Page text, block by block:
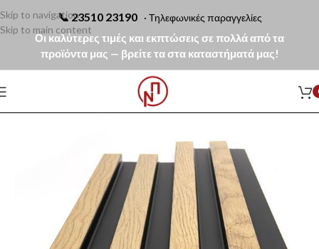
📞23510 23190 · Τηλεφωνικές παραγγελίες
Οι καλύτερες τιμές και εκπτώσεις σε πολλά από τα
προϊόντα μας — βρείτε τα στα καταστήματά μας!
Skip to navigation
Skip to main content